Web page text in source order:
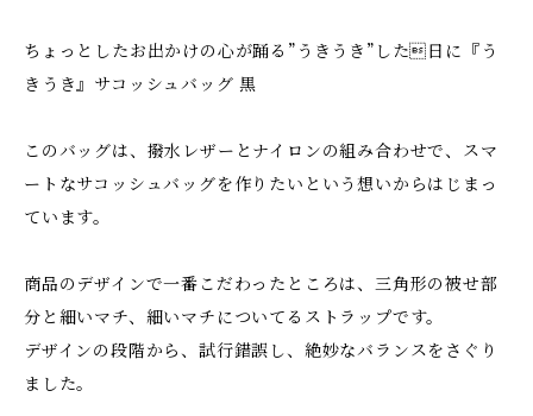
ちょっとしたお出かけの心が踊る”うきうき”した日に『う
きうき』サコッシュバッグ 黒
このバッグは、撥水レザーとナイロンの組み合わせで、スマ
ートなサコッシュバッグを作りたいという想いからはじまっ
ています。
商品のデザインで一番こだわったところは、三角形の被せ部
分と細いマチ、細いマチについてるストラップです。
デザインの段階から、試行錯誤し、絶妙なバランスをさぐり
ました。